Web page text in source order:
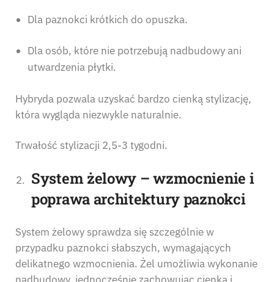
Dla paznokci krótkich do opuszka.
Dla osób, które nie potrzebują nadbudowy ani
utwardzenia płytki.
Hybryda pozwala uzyskać bardzo cienką stylizację,
która wygląda niezwykle naturalnie.
Trwałość stylizacji 2,5-3 tygodni.
System żelowy – wzmocnienie i
poprawa architektury paznokci
System żelowy sprawdza się szczególnie w
przypadku paznokci słabszych, wymagających
delikatnego wzmocnienia. Żel umożliwia wykonanie